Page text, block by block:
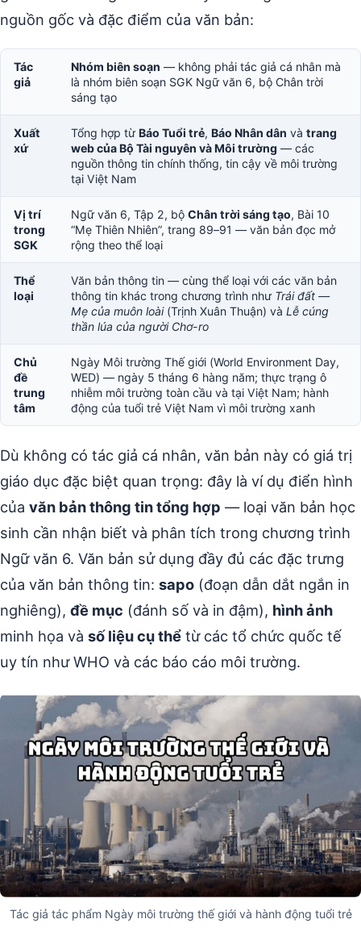
nguồn gốc và đặc điểm của văn bản:
Tác
giả
Nhóm biên soạn — không phải tác giả cá nhân mà
là nhóm biên soạn SGK Ngữ văn 6, bộ Chân trời
sáng tạo
Xuất
xứ
Tổng hợp từ Báo Tuổi trẻ, Báo Nhân dân và trang
web của Bộ Tài nguyên và Môi trường — các
nguồn thông tin chính thống, tin cậy về môi trường
tại Việt Nam
Vị trí
trong
SGK
Ngữ văn 6, Tập 2, bộ Chân trời sáng tạo, Bài 10
“Mẹ Thiên Nhiên”, trang 89–91 — văn bản đọc mở
rộng theo thể loại
Thể
loại
Văn bản thông tin — cùng thể loại với các văn bản
thông tin khác trong chương trình như Trái đất —
Mẹ của muôn loài(Trịnh Xuân Thuận) và Lễ cúng
thần lúa của người Chơ-ro
Chủ
đề
trung
tâm
Ngày Môi trường Thế giới (World Environment Day,
WED) — ngày 5 tháng 6 hàng năm; thực trạng ô
nhiễm môi trường toàn cầu và tại Việt Nam; hành
động của tuổi trẻ Việt Nam vì môi trường xanh
Dù không có tác giả cá nhân, văn bản này có giá trị
giáo dục đặc biệt quan trọng: đây là ví dụ điển hình
của văn bản thông tin tổng hợp — loại văn bản học
sinh cần nhận biết và phân tích trong chương trình
Ngữ văn 6. Văn bản sử dụng đầy đủ các đặc trưng
của văn bản thông tin: sapo (đoạn dẫn dắt ngắn in
nghiêng), đề mục (đánh số và in đậm), hình ảnh
minh họa và số liệu cụ thể từ các tổ chức quốc tế
uy tín như WHO và các báo cáo môi trường.
Tác giả tác phẩm Ngày môi trường thế giới và hành động tuổi trẻ